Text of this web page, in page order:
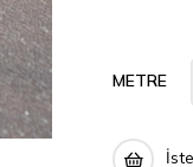
METRE